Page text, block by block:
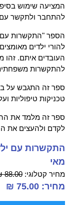
המציעה שימוש
להתחבר ולתקשר עם
הספר "התקשרות עם
להורי ילדים
העובדים איתם. זהו
להתקשרות
ספר זה התגבש על
טכניקות טיפוליות
ספר זה מלמד את
לקדם ולהעצים את
התקשרות עם
מאי
מחיר קטלוגי: 88.00 ₪
מחיר: 75.00 ₪